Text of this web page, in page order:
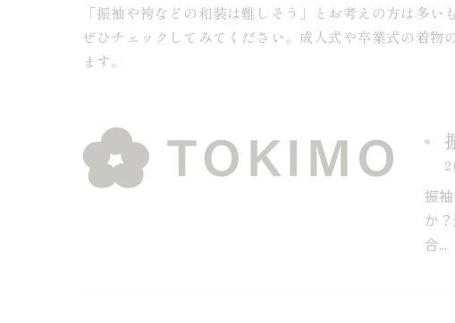
「振袖や袴などの和装は難しそう」とお考えの方は多
ぜひチェックしてみてください。成人式や卒業式の着
ます。
振
か
合…